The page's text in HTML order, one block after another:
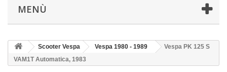
MENÙ
Scooter Vespa Vespa 1980 - 1989
Vespa PK 125 S
VAM1T Automatica, 1983